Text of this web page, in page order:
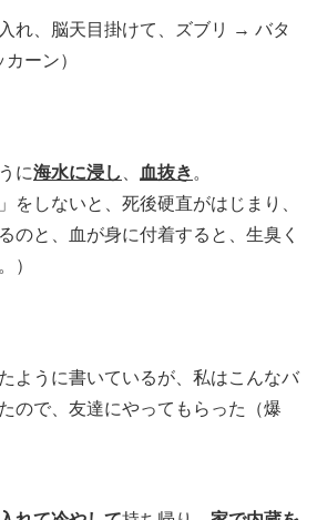
れ、脳天目掛けて、ズブリ → バタ
ーン）
に海水に浸し 血抜き 。
をしないと、死後硬直がはじまり、
のと、血が身に付着すると、生臭く
）
ように書いているが、私はこんなバ
ので、友達にやってもらった（爆